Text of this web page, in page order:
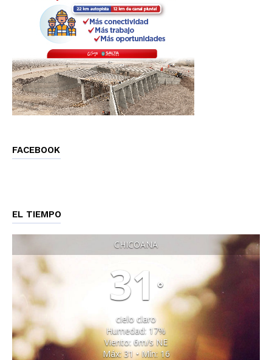
FACEBOOK
EL TIEMPO
CHICOANA
31 °
cielo claro
Humedad: 17%
Viento: 6m/s NE
Máx: 31 • Mín: 16